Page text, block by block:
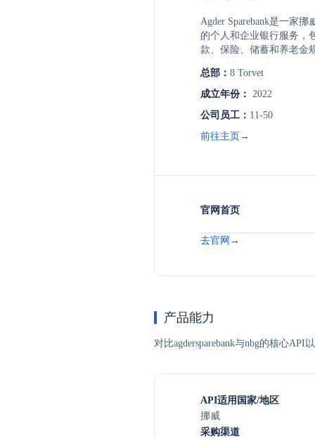
Agder Sparebank是一家
的个人和企业银行服务，
款、保险、储蓄和养老金
总部： 8 Torvet
成立年份： 2022
公司员工： 11-50
前往主页→
官网首页
去官网→
产品能力
对比agdersparebank与nbg的核心
API适用国家/地区
挪威
采购渠道